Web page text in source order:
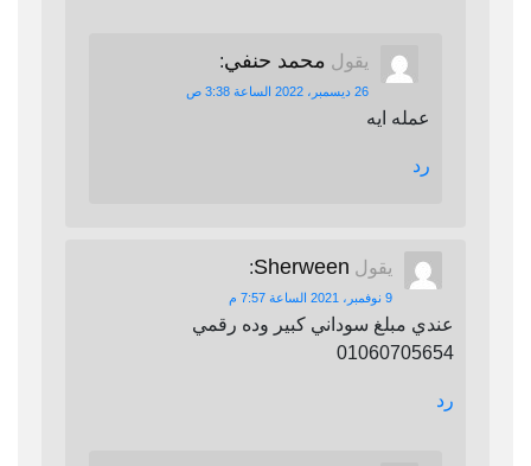
يقول محمد حنفي:
26 ديسمبر، 2022 الساعة 3:38 ص
عمله ايه
رد
يقول Sherween
:
9 نوفمبر، 2021 الساعة 7:57 م
عندي مبلغ سوداني كبير وده رقمي
01060705654
رد